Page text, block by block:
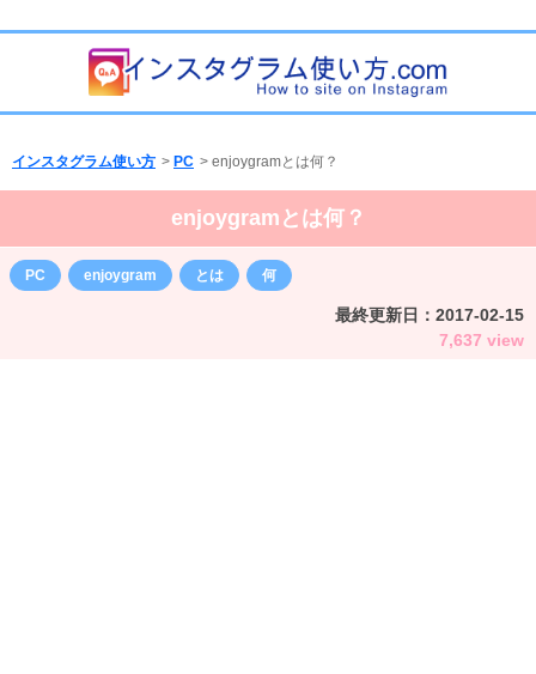
インスタグラム使い方 > PC > enjoygramとは何？
enjoygramとは何？
PC enjoygram とは 何
最終更新日： 2017-02-15
7,637 view